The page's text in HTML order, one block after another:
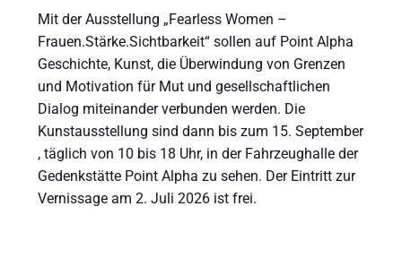
Mit der Ausstellung „Fearless Women –
Frauen.Stärke.Sichtbarkeit“ sollen auf Point Alpha
Geschichte, Kunst, die Überwindung von Grenzen
und Motivation für Mut und gesellschaftlichen
Dialog miteinander verbunden werden. Die
Kunstausstellung sind dann bis zum 15. September
, täglich von 10 bis 18 Uhr, in der Fahrzeughalle der
Gedenkstätte Point Alpha zu sehen. Der Eintritt zur
Vernissage am 2. Juli 2026 ist frei.